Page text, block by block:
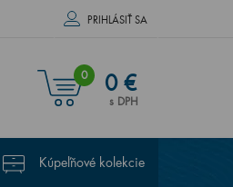
PRIHLÁSIŤ SA
0 0 €
s DPH
Kúpeľňové kolekcie